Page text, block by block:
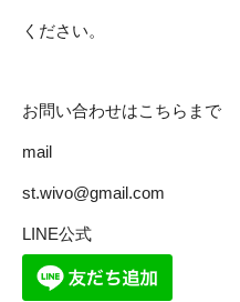
ください。
お問い合わせはこちらまで
mail
st.wivo@gmail.com
LINE公式